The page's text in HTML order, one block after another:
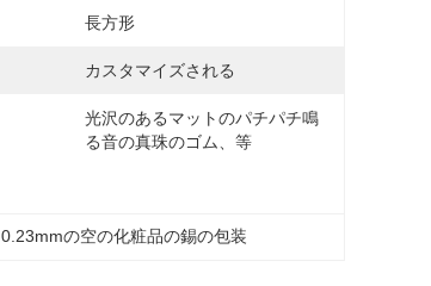
長方形
カスタマイズされる
光沢のあるマットのパチパチ鳴
る音の真珠のゴム、等
, 0.23mmの空の化粧品の錫の包装